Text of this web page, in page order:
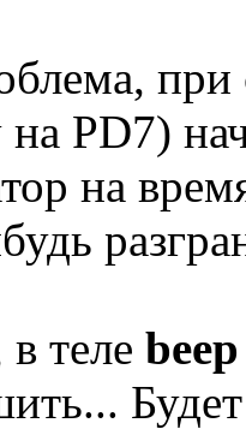
PD7)
на
теле beep
Будет